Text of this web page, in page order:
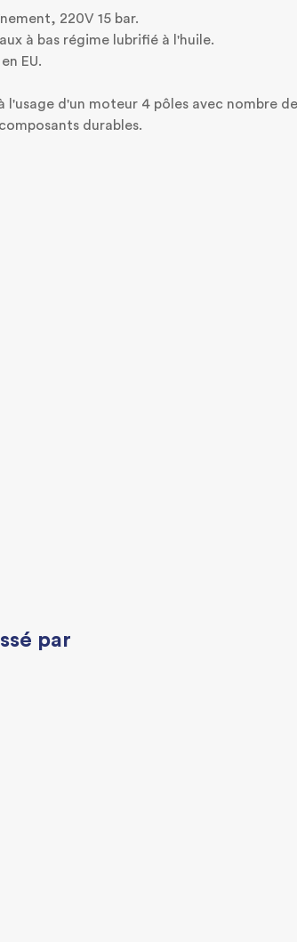
220V 15 bar.
à bas régime lubrifié à l'huile.
EU.
l'usage d'un moteur 4 pôles avec nombre
durables.
par